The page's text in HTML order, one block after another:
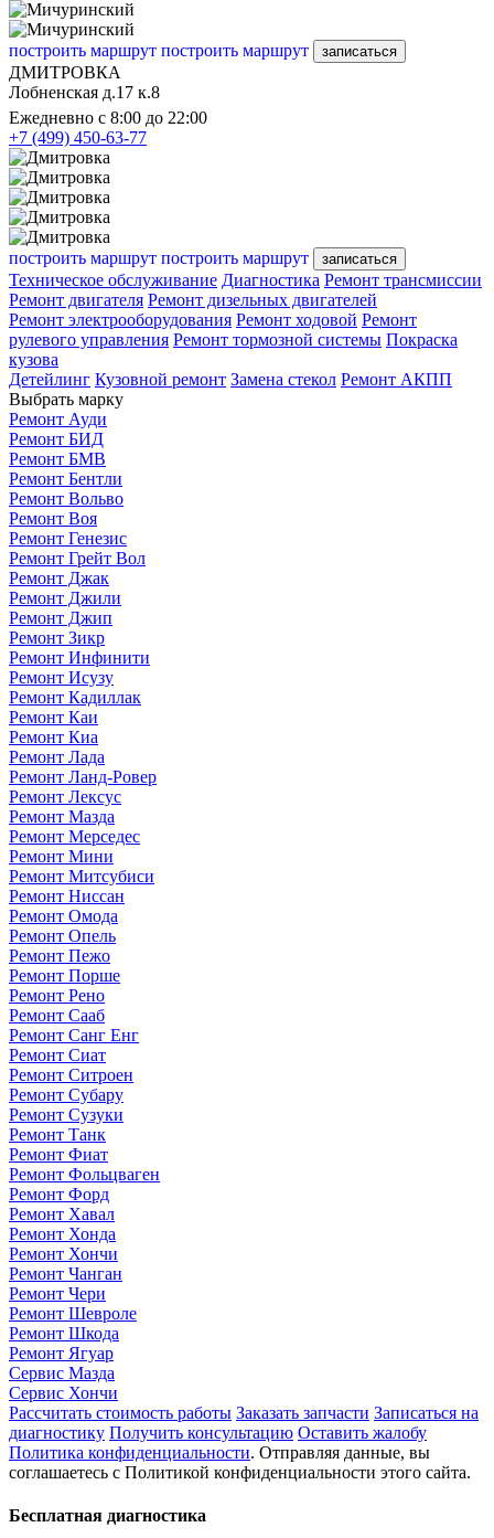
построить маршрут построить маршрут записаться
ДМИТРОВКА
Лобненская д.17 к.8
Ежедневно с 8:00 до 22:00
+7 (499) 450-63-77
построить маршрут построить маршрут записаться
Техническое обслуживание Диагностика Ремонт трансмиссии
Ремонт двигателя Ремонт дизельных двигателей
Ремонт электрооборудования Ремонт ходовой Ремонт
рулевого управления Ремонт тормозной системы Покраска
кузова
Детейлинг Кузовной ремонт Замена стекол Ремонт АКПП
Выбрать марку
Ремонт Ауди
Ремонт БИД
Ремонт БМВ
Ремонт Бентли
Ремонт Вольво
Ремонт Воя
Ремонт Генезис
Ремонт Грейт Вол
Ремонт Джак
Ремонт Джили
Ремонт Джип
Ремонт Зикр
Ремонт Инфинити
Ремонт Исузу
Ремонт Кадиллак
Ремонт Каи
Ремонт Киа
Ремонт Лада
Ремонт Ланд-Ровер
Ремонт Лексус
Ремонт Мазда
Ремонт Мерседес
Ремонт Мини
Ремонт Митсубиси
Ремонт Ниссан
Ремонт Омода
Ремонт Опель
Ремонт Пежо
Ремонт Порше
Ремонт Рено
Ремонт Сааб
Ремонт Санг Енг
Ремонт Сиат
Ремонт Ситроен
Ремонт Субару
Ремонт Сузуки
Ремонт Танк
Ремонт Фиат
Ремонт Фольцваген
Ремонт Форд
Ремонт Хавал
Ремонт Хонда
Ремонт Хончи
Ремонт Чанган
Ремонт Чери
Ремонт Шевроле
Ремонт Шкода
Ремонт Ягуар
Сервис Мазда
Сервис Хончи
Рассчитать стоимость работы Заказать запчасти Записаться на
диагностику Получить консультацию Оставить жалобу
Политика конфиденциальности. Отправляя данные, вы
соглашаетесь с Политикой конфиденциальности этого сайта.
Бесплатная диагностика